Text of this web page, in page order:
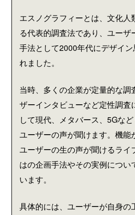
エスノグラフィーとは、文化人
る代表的調査法であり、ユーザ
手法として2000年代にデザイ
れました。
当時、多くの企業が定量的な調
ザーインタビューなど定性調査
して現代、メタバース、5Gな
ユーザーの声が聞けます。機能
ユーザーの生の声が聞けるライ
はの企画手法やその実例につい
います。
具体的には、ユーザーが自身の